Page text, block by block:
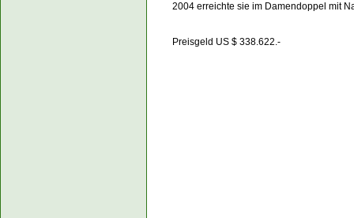
2004 erreichte sie im Damendoppel mit
Preisgeld US $ 338.622.-